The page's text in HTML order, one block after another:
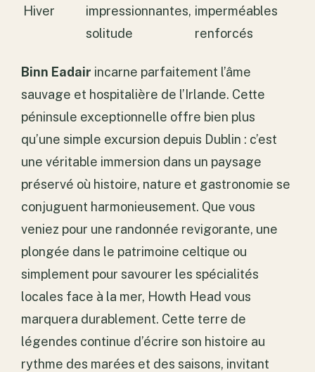
Hiver
impressionnantes,
solitude
imperméables
renforcés
Binn Eadair incarne parfaitement l’âme
sauvage et hospitalière de l’Irlande. Cette
péninsule exceptionnelle offre bien plus
qu’une simple excursion depuis Dublin : c’est
une véritable immersion dans un paysage
préservé où histoire, nature et gastronomie se
conjuguent harmonieusement. Que vous
veniez pour une randonnée revigorante, une
plongée dans le patrimoine celtique ou
simplement pour savourer les spécialités
locales face à la mer, Howth Head vous
marquera durablement. Cette terre de
légendes continue d’écrire son histoire au
rythme des marées et des saisons, invitant